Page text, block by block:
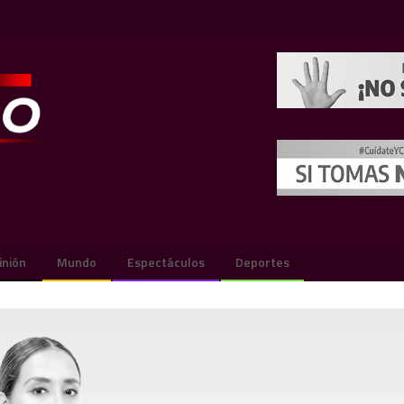
Mundo Espectáculos Deportes